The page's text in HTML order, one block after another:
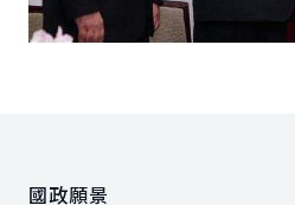
國政願景